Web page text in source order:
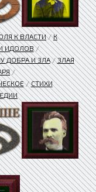
К ВЛАСТИ/К
ИДОЛОВ/
ДОБРА И ЗЛА/ЗЛАЯ
/
/СТИХИ